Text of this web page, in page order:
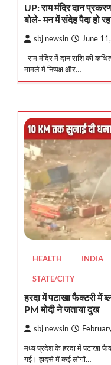
UP: राम मंदिर दान
बोले- मन में संदेह पैदा हो
sbj newsin June
राम मंदिर में दान राशि की
मामले में निष्पक्ष और…
HEALTH INDIA
STATE/CITY
हरदा में पटाखा फैक्टरी में
PM मोदी ने जताया दुख
sbj newsin
मध्य प्रदेश के हरदा में पटाखा
गई। हादसे में कई लोगों…